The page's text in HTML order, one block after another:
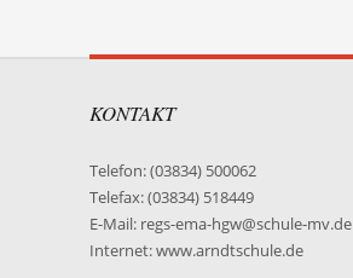
KONTAKT
Telefon: (03834) 500062
Telefax: (03834) 518449
E-Mail: regs-ema-hgw@schule-mv.de
Internet: www.arndtschule.de